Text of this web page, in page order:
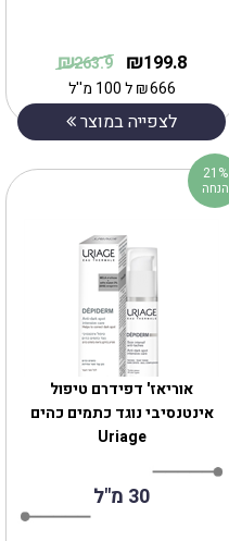
199.8
₪
263.9
₪
666
₪ל 100 מ''ל
לצפייה במוצר
אוריאז' דפידרם טיפול
אינטנסיבי נוגד כתמים כהים
Uriage
30 מ"ל
21%
הנחה